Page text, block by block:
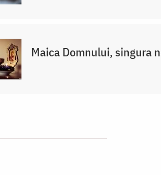
Maica Domnului, singura